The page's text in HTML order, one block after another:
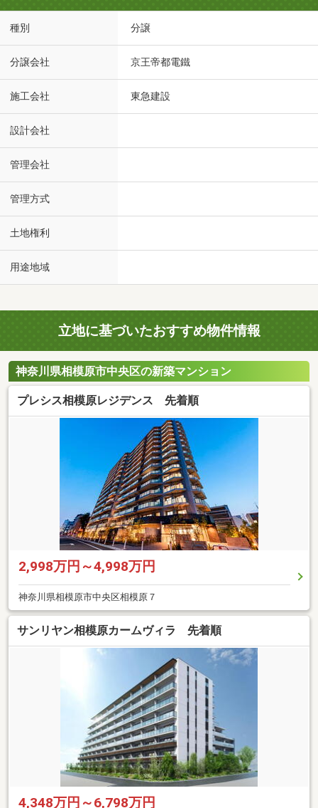
種別 分譲
分譲会社 京王帝都電鐵
施工会社 東急建設
設計会社
管理会社
管理方式
土地権利
用途地域
立地に基づいたおすすめ物件情報
神奈川県相模原市中央区の新築マンション
プレシス相模原レジデンス 先着順
2,998万円～4,998万円
神奈川県相模原市中央区相模原７
サンリヤン相模原カームヴィラ 先着順
4,348万円～6,798万円